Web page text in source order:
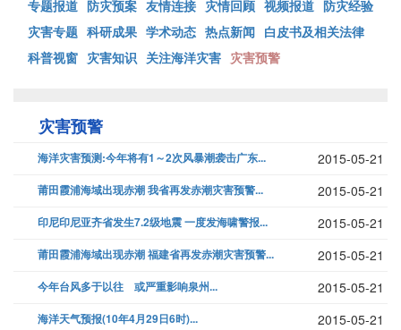
专题报道 防灾预案 友情连接 灾情回顾 视频报道 防灾经验
灾害专题 科研成果 学术动态 热点新闻 白皮书及相关法律
科普视窗 灾害知识 关注海洋灾害 灾害预警
灾害预警
海洋灾害预测:今年将有1～2次风暴潮袭击广东... 2015-05-21
莆田霞浦海域出现赤潮 我省再发赤潮灾害预警... 2015-05-21
印尼印尼亚齐省发生7.2级地震 一度发海啸警报... 2015-05-21
莆田霞浦海域出现赤潮 福建省再发赤潮灾害预警... 2015-05-21
今年台风多于以往 或严重影响泉州... 2015-05-21
海洋天气预报(10年4月29日6时)... 2015-05-21